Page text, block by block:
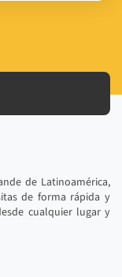
de Latinoamérica,
de forma rápida y
cualquier lugar y